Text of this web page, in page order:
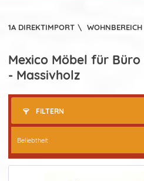
1A DIREKTIMPORT \ WOHNBEREICH
Mexico Möbel für
- Massivholz
FILTERN